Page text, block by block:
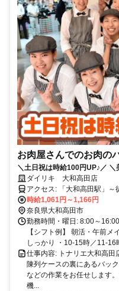
お肉屋さんでのお肉の
＼土日祝は時給100円UP♪／
度あり♪／週1日～・1日3時間
ダイリキ 大和高田店
アクセス: 「大和高田駅」～徒歩3分 「高田駅」～徒歩6分 「築山駅」
～徒歩17分
時給1,061円～1,166円
奈良県大和高田市
勤務時間・曜日: 8:00～
【シフト例】 朝活・午前
しっかり ・10-15時／11-16
仕事内容: トナリエ大和高田
陳列ケースの裏にあるバッ
などの作業をお任せします
機...